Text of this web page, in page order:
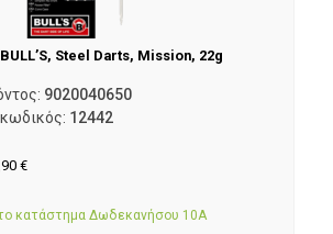
Steel Darts, Mission, 22g
9020040650
12442
€
κατάστημα Δωδεκανήσου 10Α